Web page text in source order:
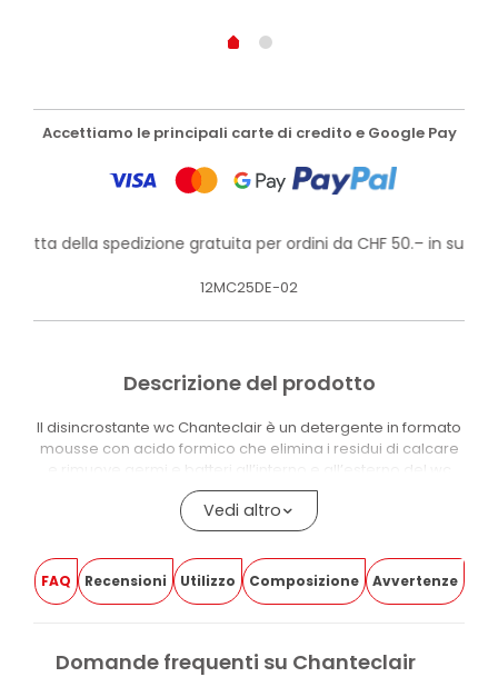
Accettiamo le principali carte di credito e Google Pay
della spedizione gratuita per ordini da CHF 50.– in su!
12MC25DE-02
Descrizione del prodotto
Il disincrostante wc Chanteclair è un detergente in formato
mousse con acido formico che elimina i residui di calcare
e rimuove germi e batteri all’interno e all’esterno del wc
per azione meccanica.
La texture schiumosa aderisce alle pareti verticali e
L’erogatore funziona anche in posizione capovolta per
trattare le aree sotto il bordo.
Vedi altro
FAQ Recensioni Utilizzo Composizione Avvertenze
Domande frequenti su Chanteclair